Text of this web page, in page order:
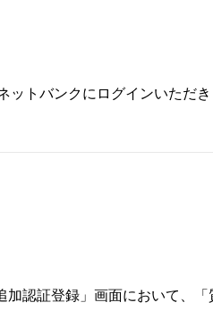
ットバンクにログインいただ
加認証登録」画面において、